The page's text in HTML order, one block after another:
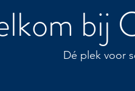
bij
Dé plek voor